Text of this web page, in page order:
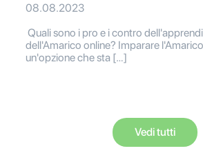
08.08.2023
Quali sono i pro e i contro
dell'Amarico online? Imparare
un'opzione che sta […]
Vedi tutti